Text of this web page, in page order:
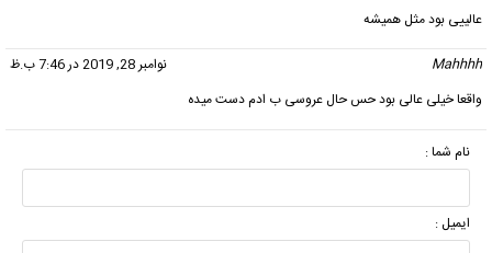
عالییی بود مثل همیشه
Mahhhh
نوامبر 28, 2019 در 7:46 ب.ظ
واقعا خیلی عالی بود حس حال عروسی ب ادم دست میده
نام شما :
ایمیل :